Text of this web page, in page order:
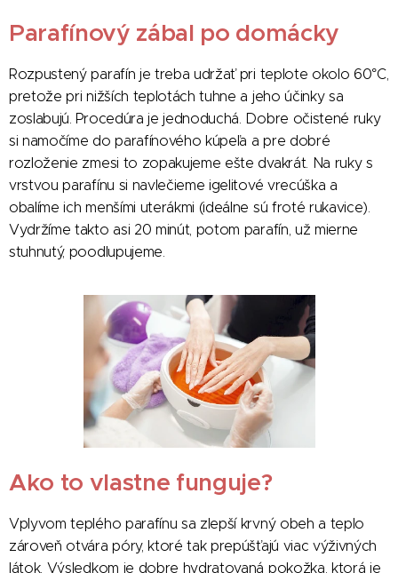
Parafínový zábal po domácky
Rozpustený parafín je treba udržať pri teplote okolo 60°C,
pretože pri nižších teplotách tuhne a jeho účinky sa
zoslabujú. Procedúra je jednoduchá. Dobre očistené ruky
si namočíme do parafínového kúpeľa a pre dobré
rozloženie zmesi to zopakujeme ešte dvakrát. Na ruky s
vrstvou parafínu si navlečieme igelitové vrecúška a
obalíme ich menšími uterákmi (ideálne sú froté rukavice).
Vydržíme takto asi 20 minút, potom parafín, už mierne
stuhnutý, poodlupujeme.
Ako to vlastne funguje?
Vplyvom teplého parafínu sa zlepší krvný obeh a teplo
zároveň otvára póry, ktoré tak prepúšťajú viac výživných
látok. Výsledkom je dobre hydratovaná pokožka, ktorá je